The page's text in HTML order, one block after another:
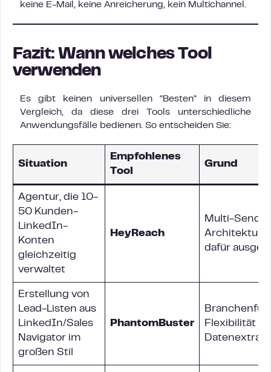
keine E-Mail, keine Anreicherung, kein Multichannel.
Fazit: Wann welches Tool
verwenden
Es gibt keinen universellen “Besten” in diesem
Vergleich, da diese drei Tools unterschiedliche
Anwendungsfälle bedienen. So entscheiden Sie:
Situation
Empfohlenes
Tool
Grund
Agentur, die 10-
50 Kunden-
LinkedIn-
Konten
gleichzeitig
verwaltet
HeyReach
Multi-
Architektur
dafür
Erstellung von
Lead-Listen aus
LinkedIn/Sales
Navigator im
großen Stil
PhantomBuster
Flexibilität